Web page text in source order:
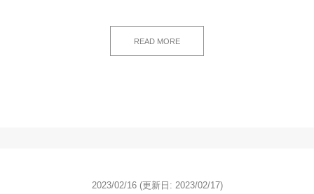
READ MORE
2023/02/16 (更新日: 2023/02/17)